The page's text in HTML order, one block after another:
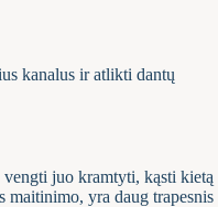
kanalus ir atlikti dantų
juo kramtyti, kąsti kietą
maitinimo, yra daug trapesnis